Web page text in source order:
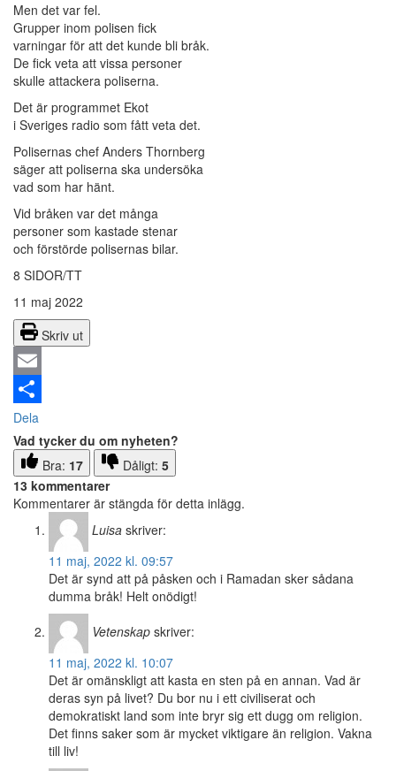
Men det var fel.
Grupper inom polisen fick
varningar för att det kunde bli bråk.
De fick veta att vissa personer
skulle attackera poliserna.
Det är programmet Ekot
i Sveriges radio som fått veta det.
Polisernas chef Anders Thornberg
säger att poliserna ska undersöka
vad som har hänt.
Vid bråken var det många
personer som kastade stenar
och förstörde polisernas bilar.
8 SIDOR/TT
11 maj 2022
Skriv ut
Email
Dela
Vad tycker du om nyheten?
Bra: 17 Dåligt: 5
13 kommentarer
Kommentarer är stängda för detta inlägg.
Luisa skriver:
11 maj, 2022 kl. 09:57
Det är synd att på påsken och i Ramadan sker sådana
dumma bråk! Helt onödigt!
Vetenskap skriver:
11 maj, 2022 kl. 10:07
Det är omänskligt att kasta en sten på en annan. Vad är
deras syn på livet? Du bor nu i ett civiliserat och
demokratiskt land som inte bryr sig ett dugg om religion.
Det finns saker som är mycket viktigare än religion. Vakna
till liv!